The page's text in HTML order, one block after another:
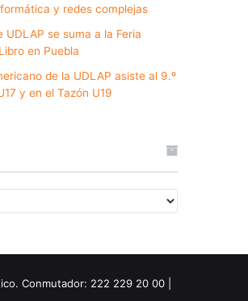
y redes complejas
UDLAP se suma a la Feria
en Puebla
de la UDLAP asiste al 9.º
y en el Tazón U19
Conmutador: 222 229 20 00 |